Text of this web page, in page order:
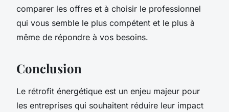
comparer les offres et à choisir le professionnel
qui vous semble le plus compétent et le plus à
même de répondre à vos besoins.
Conclusion
Le rétrofit énergétique est un enjeu majeur pour
les entreprises qui souhaitent réduire leur impact